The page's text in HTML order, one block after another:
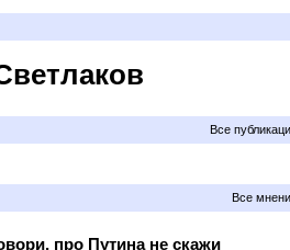
Все
Все
про Путина не скажи